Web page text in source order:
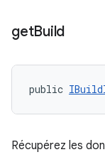
getBuild
public
Récupérez les